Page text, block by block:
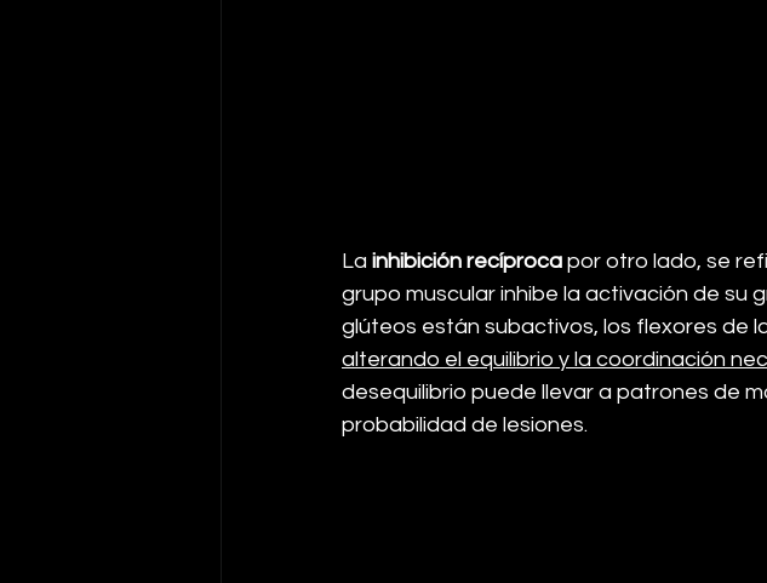
La inhibición recíproca por otro lado, se
grupo muscular inhibe la activación de su
glúteos están subactivos, los flexores de
alterando el equilibrio y la coordinación
desequilibrio puede llevar a patrones de
probabilidad de lesiones.